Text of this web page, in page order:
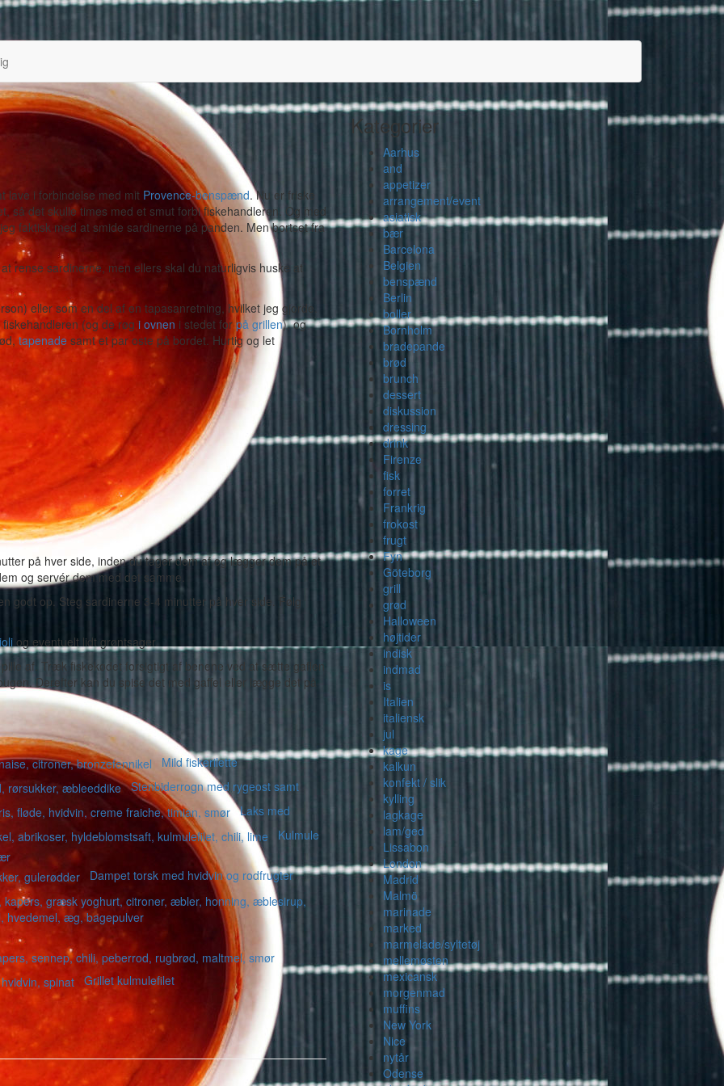
lave i forbindelse med mit Provence-benspænd. Nu er friske
så det skulle times med et smut forbi fiskehandleren. Og med
faktisk med at smide sardinerne på panden. Men bortset fra
rense sardinerne, men ellers skal du naturligvis huske at
eller som en del af en tapasanretning, hvilket jeg gjorde.
(og de røg i ovnen i stedet for på grillen), og
tapenade samt et par oste på bordet. Hurtig og let
på hver side, inden du tager dem af og lægger dem på et
og servér dem med det samme.
godt op. Steg sardinerne 3-4 minutter på hver side. Følg
og eventuelt lidt grøntsager.
af. Træk fiskekødet forsigtigt af benene ved at sætte gaflen
Derefter kan du spise det med gaffel eller lægge det på
Mild fiskerilette
Stenbiderrogn med rygeost samt
Laks med
Kulmule
Dampet torsk med hvidvin og rodfrugter
Grillet kulmulefilet
Kategorier
Aarhus
and
appetizer
arrangement/event
asiatisk
bær
Barcelona
Belgien
benspænd
Berlin
boller
Bornholm
bradepande
brød
brunch
dessert
diskussion
dressing
drink
Firenze
fisk
forret
Frankrig
frokost
frugt
Fyn
Göteborg
grill
grød
Halloween
højtider
indisk
indmad
is
Italien
italiensk
jul
kage
kalkun
konfekt / slik
kylling
lagkage
lam/ged
Lissabon
London
Madrid
Malmö
marinade
marked
marmelade/syltetøj
mellemøsten
mexicansk
morgenmad
muffins
New York
Nice
nytår
Odense